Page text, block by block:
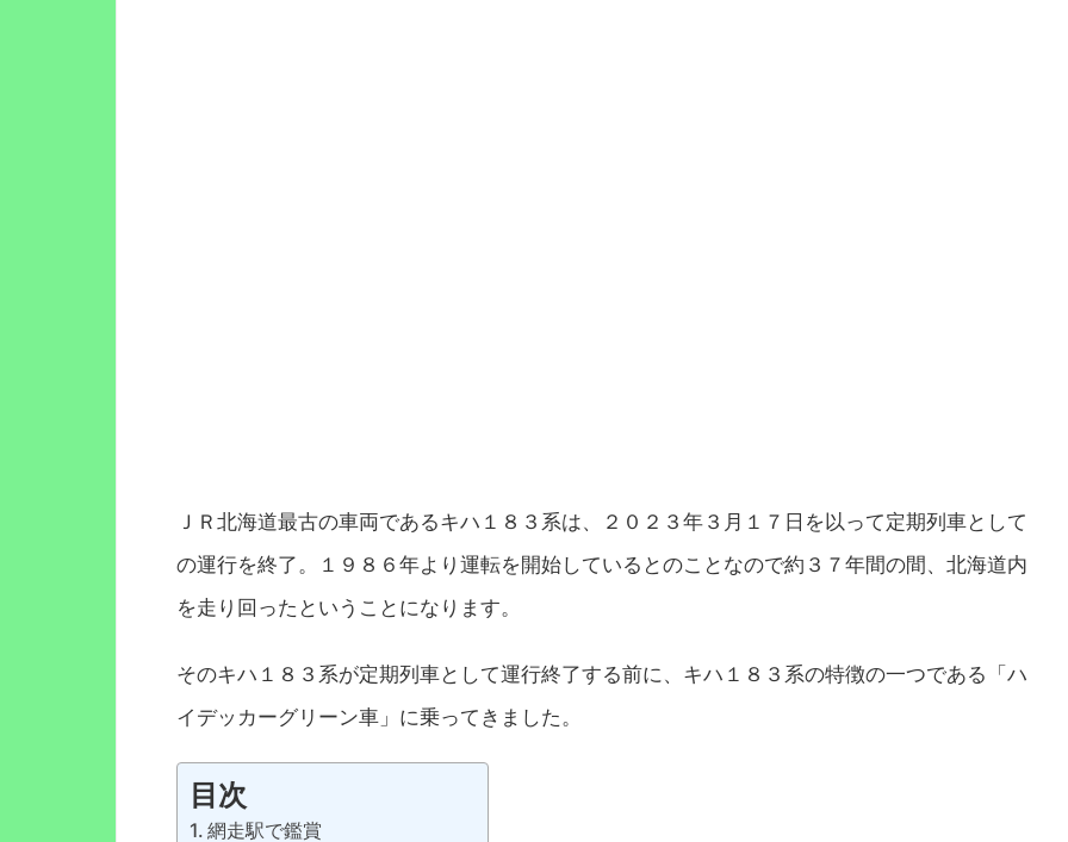
ＪＲ北海道最古の車両であるキハ１８３系は、２０２３年３月１７日を以って定期列車として
の運行を終了。１９８６年より運転を開始しているとのことなので約３７年間の間、北海道内
を走り回ったということになります。
そのキハ１８３系が定期列車として運行終了する前に、キハ１８３系の特徴の一つである「ハ
イデッカーグリーン車」に乗ってきました。
目次
網走駅で鑑賞